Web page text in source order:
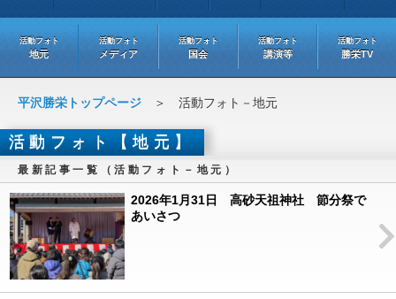
活動フォト
地元
活動フォト
メディア
活動フォト
国会
活動フォト
講演等
活動フォト
勝栄TV
平沢勝栄トップページ ＞ 活動フォト－地元
活動フォト【地元】
最新記事一覧（活動フォト－地元）
2026年1月31日 高砂天祖神社 節分祭で
あいさつ